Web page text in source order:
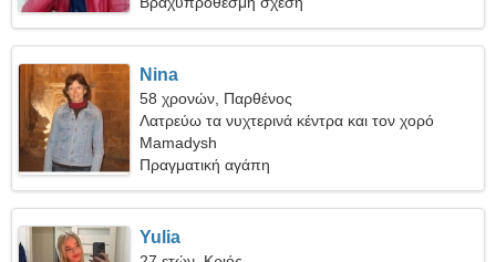
Nina
58 χρονών, Παρθένος
Λατρεύω τα νυχτερινά κέντρα και τον χορό
Mamadysh
Πραγματική αγάπη
Yulia